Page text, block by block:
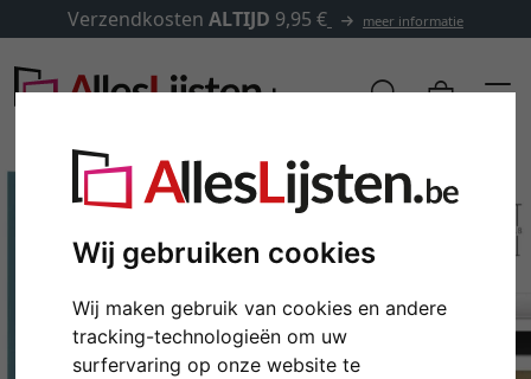
Wij gebruiken cookies
Wij maken gebruik van cookies en andere
tracking-technologieën om uw
surfervaring op onze website te
Verzendkosten ALTIJD 9,95 € meer informatie